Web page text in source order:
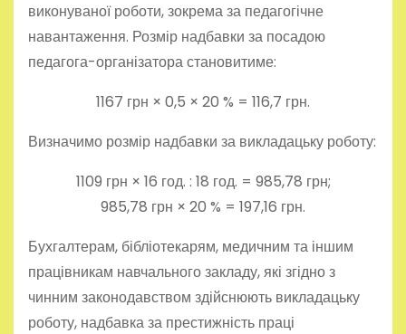
виконуваної роботи, зокрема за педагогічне
навантаження. Розмір надбавки за посадою
педагога-організатора становитиме:
1167 грн × 0,5 × 20 % = 116,7 грн.
Визначимо розмір надбавки за викладацьку роботу:
1109 грн × 16 год. : 18 год. = 985,78 грн;
985,78 грн × 20 % = 197,16 грн.
Бухгалтерам, бібліотекарям, медичним та іншим
працівникам навчального закладу, які згідно з
чинним законодавством здійснюють викладацьку
роботу, надбавка за престижність праці